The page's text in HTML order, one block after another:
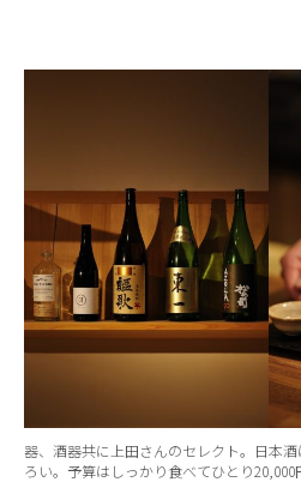
器、酒器共に上田さんのセレクト。日本
ろい。予算はしっかり食べてひとり20,000